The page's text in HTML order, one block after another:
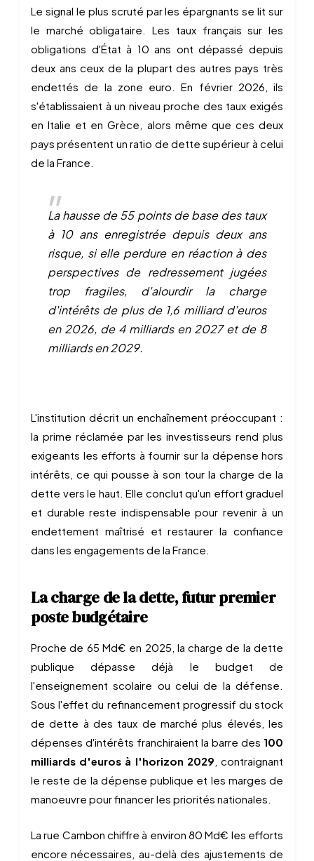
Le signal le plus scruté par les épargnants se lit sur
le marché obligataire. Les taux français sur les
obligations d'État à 10 ans ont dépassé depuis
deux ans ceux de la plupart des autres pays très
endettés de la zone euro. En février 2026, ils
s'établissaient à un niveau proche des taux exigés
en Italie et en Grèce, alors même que ces deux
pays présentent un ratio de dette supérieur à celui
de la France.
La hausse de 55 points de base des taux
à 10 ans enregistrée depuis deux ans
risque, si elle perdure en réaction à des
perspectives de redressement jugées
trop fragiles, d'alourdir la charge
d'intérêts de plus de 1,6 milliard d'euros
en 2026, de 4 milliards en 2027 et de 8
milliards en 2029.
L'institution décrit un enchaînement préoccupant :
la prime réclamée par les investisseurs rend plus
exigeants les efforts à fournir sur la dépense hors
intérêts, ce qui pousse à son tour la charge de la
dette vers le haut. Elle conclut qu'un effort graduel
et durable reste indispensable pour revenir à un
endettement maîtrisé et restaurer la confiance
dans les engagements de la France.
La charge de la dette, futur premier
poste budgétaire
Proche de 65 Md€ en 2025, la charge de la dette
publique dépasse déjà le budget de
l'enseignement scolaire ou celui de la défense.
Sous l'effet du refinancement progressif du stock
de dette à des taux de marché plus élevés, les
dépenses d'intérêts franchiraient la barre des 100
milliards d'euros à l'horizon 2029, contraignant
le reste de la dépense publique et les marges de
manoeuvre pour financer les priorités nationales.
La rue Cambon chiffre à environ 80 Md€ les efforts
encore nécessaires, au-delà des ajustements de